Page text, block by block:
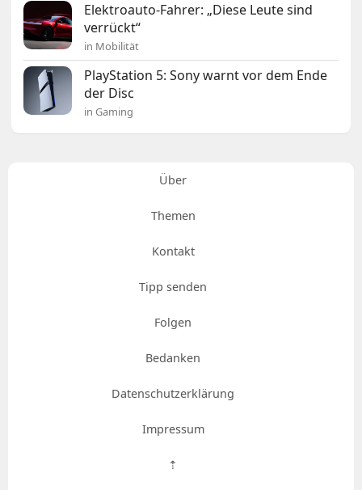
Elektroauto-Fahrer: „Diese Leute sind
verrückt“
in Mobilität
PlayStation 5: Sony warnt vor dem Ende
der Disc
in Gaming
Über
Themen
Kontakt
Tipp senden
Folgen
Bedanken
Datenschutzerklärung
Impressum
⇡